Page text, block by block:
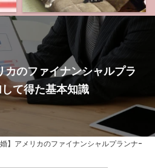
のファイナンシャルプラ
て得た基本知識
】アメリカのファイナンシャルプランナー